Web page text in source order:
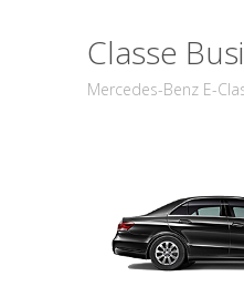
Classe
Mercedes-Benz E-